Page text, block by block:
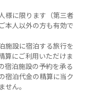
様に限ります（第三者
本人以外の方も有効で
施設に宿泊する旅行を
算にご利用いただけま
宿泊施設の予約を承る
宿泊代金の精算に当ク
ん。